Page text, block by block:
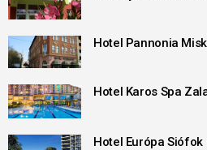
Hotel Pannonia
Hotel Karos Spa
Hotel Európa Siófok